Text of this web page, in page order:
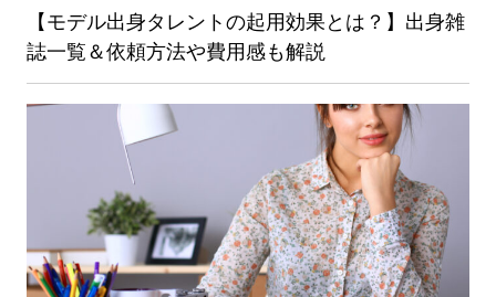
【モデル出身タレントの起用効果とは？】出身雑
誌一覧＆依頼方法や費用感も解説